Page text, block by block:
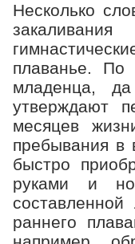
Несколько
плаванье. По
младенца,
утверждают
месяцев
пребывания в
быстро
руками и
раннего